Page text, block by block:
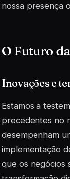
nossa presença
O Futuro
Inovações e
Estamos a
precedentes no
desempenham
implementação
que os negócios